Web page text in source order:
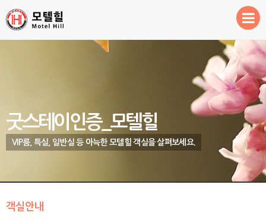
주변관광지
굿스테이인증_모텔힐
VIP룸, 특실, 일반실 등 아늑한 모텔힐 객실을 살펴보세요.
객실안내